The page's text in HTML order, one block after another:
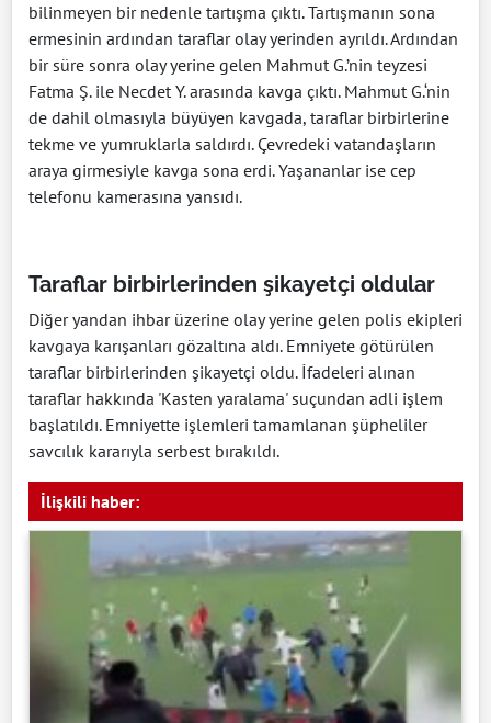
bilinmeyen bir nedenle tartışma çıktı. Tartışmanın sona
ermesinin ardından taraflar olay yerinden ayrıldı. Ardından
bir süre sonra olay yerine gelen Mahmut G.’nin teyzesi
Fatma Ş. ile Necdet Y. arasında kavga çıktı. Mahmut G.‘nin
de dahil olmasıyla büyüyen kavgada, taraflar birbirlerine
tekme ve yumruklarla saldırdı. Çevredeki vatandaşların
araya girmesiyle kavga sona erdi. Yaşananlar ise cep
telefonu kamerasına yansıdı.
Taraflar birbirlerinden şikayetçi oldular
Diğer yandan ihbar üzerine olay yerine gelen polis ekipleri
kavgaya karışanları gözaltına aldı. Emniyete götürülen
taraflar birbirlerinden şikayetçi oldu. İfadeleri alınan
taraflar hakkında 'Kasten yaralama' suçundan adli işlem
başlatıldı. Emniyette işlemleri tamamlanan şüpheliler
savcılık kararıyla serbest bırakıldı.
İlişkili haber: